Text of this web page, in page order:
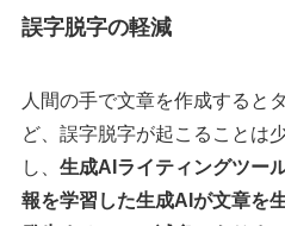
誤字脱字の軽減
人間の手で文章を作成すると
ど、誤字脱字が起こることは
し、 生成AIライティングツー
報を学習した生成AIが文章を